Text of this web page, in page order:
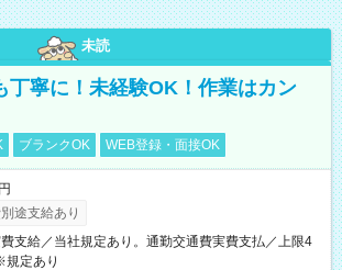
未読
丁寧に！未経験OK！作業はカン
ブランクOK WEB登録・面接OK
途支給あり
支給／当社規定あり。通勤交通費実費支払／上限4
定あり